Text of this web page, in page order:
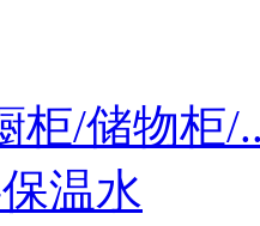
柜/储物柜/